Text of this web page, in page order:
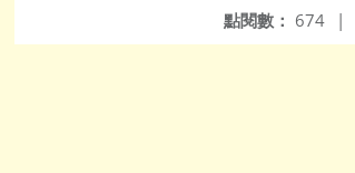
點閱數： 674 |